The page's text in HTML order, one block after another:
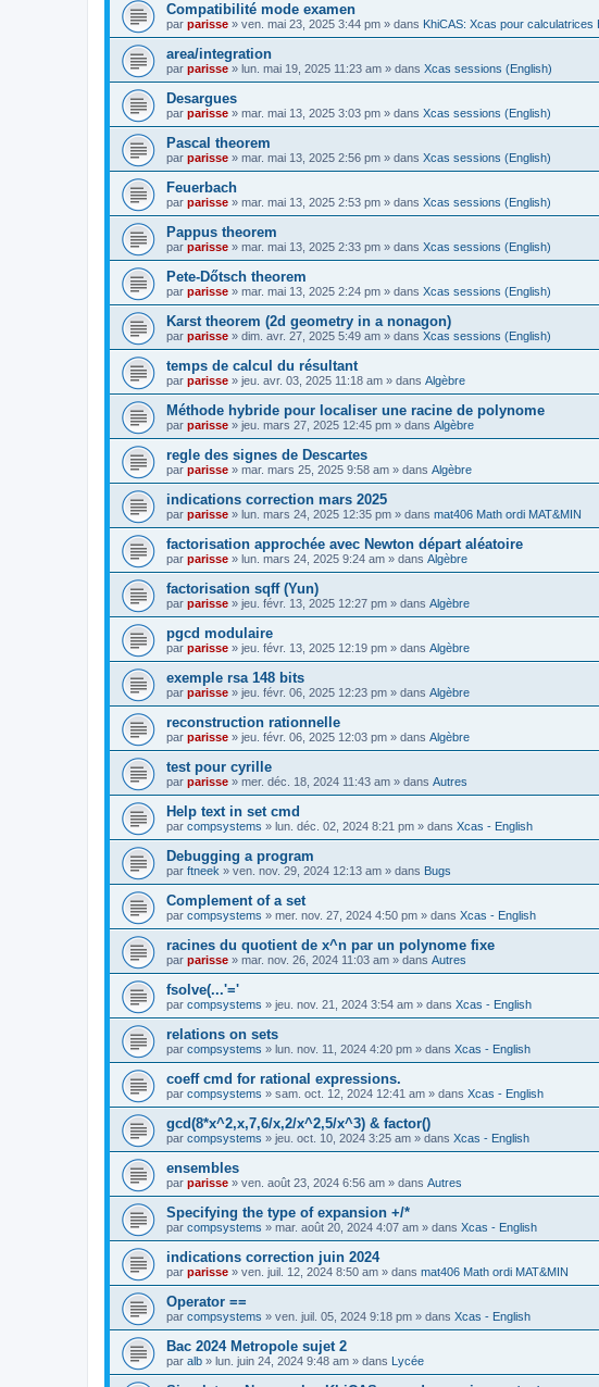
Compatibilité mode examen
par parisse » ven. mai 23, 2025 3:44 pm » dans KhiCAS: Xcas pour
area/integration
par parisse » lun. mai 19, 2025 11:23 am » dans Xcas sessions (English)
Desargues
par parisse » mar. mai 13, 2025 3:03 pm » dans Xcas sessions (English)
Pascal theorem
par parisse » mar. mai 13, 2025 2:56 pm » dans Xcas sessions (English)
Feuerbach
par parisse » mar. mai 13, 2025 2:53 pm » dans Xcas sessions (English)
Pappus theorem
par parisse » mar. mai 13, 2025 2:33 pm » dans Xcas sessions (English)
Pete-Dőtsch theorem
par parisse » mar. mai 13, 2025 2:24 pm » dans Xcas sessions (English)
Karst theorem (2d geometry in a nonagon)
par parisse » dim. avr. 27, 2025 5:49 am » dans Xcas sessions (English)
temps de calcul du résultant
par parisse » jeu. avr. 03, 2025 11:18 am » dans Algèbre
Méthode hybride pour localiser une racine de polynome
par parisse » jeu. mars 27, 2025 12:45 pm » dans Algèbre
regle des signes de Descartes
par parisse » mar. mars 25, 2025 9:58 am » dans Algèbre
indications correction mars 2025
par parisse » lun. mars 24, 2025 12:35 pm » dans mat406 Math ordi MAT&MIN
factorisation approchée avec Newton départ aléatoire
par parisse » lun. mars 24, 2025 9:24 am » dans Algèbre
factorisation sqff (Yun)
par parisse » jeu. févr. 13, 2025 12:27 pm » dans Algèbre
pgcd modulaire
par parisse » jeu. févr. 13, 2025 12:19 pm » dans Algèbre
exemple rsa 148 bits
par parisse » jeu. févr. 06, 2025 12:23 pm » dans Algèbre
reconstruction rationnelle
par parisse » jeu. févr. 06, 2025 12:03 pm » dans Algèbre
test pour cyrille
par parisse » mer. déc. 18, 2024 11:43 am » dans Autres
Help text in set cmd
par compsystems » lun. déc. 02, 2024 8:21 pm » dans Xcas - English
Debugging a program
par ftneek » ven. nov. 29, 2024 12:13 am » dans Bugs
Complement of a set
par compsystems » mer. nov. 27, 2024 4:50 pm » dans Xcas - English
racines du quotient de x^n par un polynome fixe
par parisse » mar. nov. 26, 2024 11:03 am » dans Autres
fsolve(...'='
par compsystems » jeu. nov. 21, 2024 3:54 am » dans Xcas - English
relations on sets
par compsystems » lun. nov. 11, 2024 4:20 pm » dans Xcas - English
coeff cmd for rational expressions.
par compsystems » sam. oct. 12, 2024 12:41 am » dans Xcas - English
gcd(8*x^2,x,7,6/x,2/x^2,5/x^3) & factor()
par compsystems » jeu. oct. 10, 2024 3:25 am » dans Xcas - English
ensembles
par parisse » ven. août 23, 2024 6:56 am » dans Autres
Specifying the type of expansion +/*
par compsystems » mar. août 20, 2024 4:07 am » dans Xcas - English
indications correction juin 2024
par parisse » ven. juil. 12, 2024 8:50 am » dans mat406 Math ordi MAT&MIN
Operator ==
par compsystems » ven. juil. 05, 2024 9:18 pm » dans Xcas - English
Bac 2024 Metropole sujet 2
par alb » lun. juin 24, 2024 9:48 am » dans Lycée